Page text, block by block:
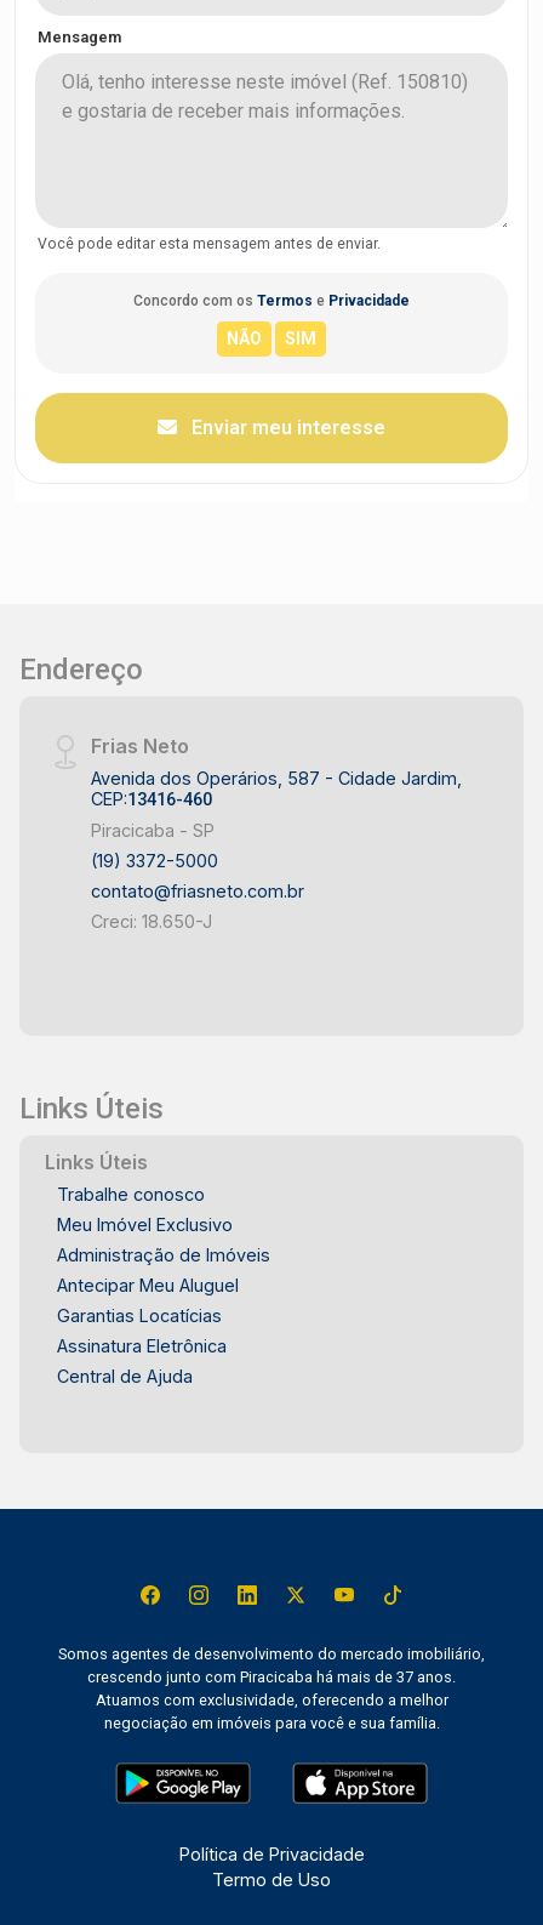
Mensagem
Você pode editar esta mensagem antes de enviar.
Concordo com os Termos e Privacidade
Enviar meu interesse
Endereço
Frias Neto
Avenida dos Operários, 587 - Cidade Jardim,
CEP:13416-460
Piracicaba - SP
(19) 3372-5000
contato@friasneto.com.br
Creci: 18.650-J
Links Úteis
Links Úteis
Trabalhe conosco
Meu Imóvel Exclusivo
Administração de Imóveis
Antecipar Meu Aluguel
Garantias Locatícias
Assinatura Eletrônica
Central de Ajuda
Somos agentes de desenvolvimento do mercado imobiliário,
crescendo junto com Piracicaba há mais de 37 anos.
Atuamos com exclusividade, oferecendo a melhor
negociação em imóveis para você e sua família.
Política de Privacidade
Termo de Uso